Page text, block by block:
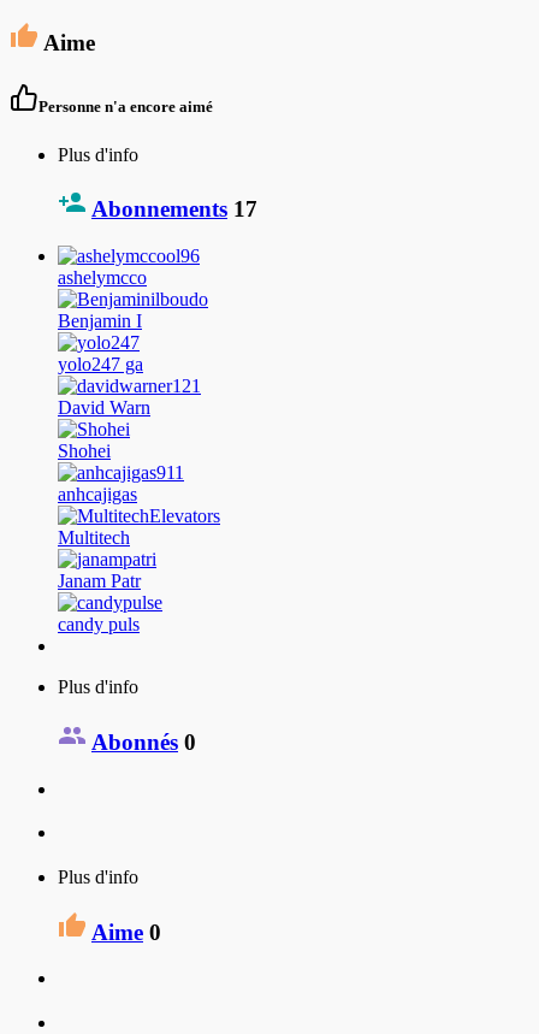
Aime
Personne n'a encore aimé
Plus d'info
Abonnements 17
ashelymcco
Benjamin I
yolo247 ga
David Warn
Shohei
anhcajigas
Multitech
Janam Patr
candy puls
Plus d'info
Abonnés 0
Plus d'info
Aime 0